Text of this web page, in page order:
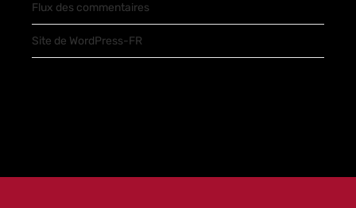
Flux des commentaires
Site de WordPress-FR